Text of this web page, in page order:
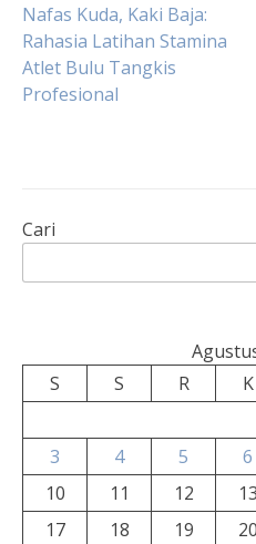
Navigasi
pos
Nafas Kuda, Kaki Baja:
Rahasia Latihan Stamina
Atlet Bulu Tangkis
Profesional
Cari
S
S R K
3
4 5 6
10
11 12 13
17
18 19 20